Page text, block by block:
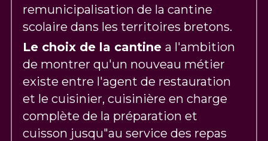
remunicipalisation de la cantine
scolaire dans les territoires bretons.
Le choix de la cantine a l'ambition
de montrer qu'un nouveau métier
existe entre l'agent de restauration
et le cuisinier, cuisinière en charge
complète de la préparation et
cuisson jusqu"au service des repas